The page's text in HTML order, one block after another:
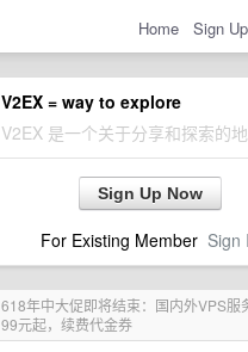
Home Sign Up
V2EX = way to explore
V2EX 是一个关于分享和探索的
Sign Up Now
For Existing Member Sign
618年中大促即将结束：国内外VPS服
99元起，续费代金券